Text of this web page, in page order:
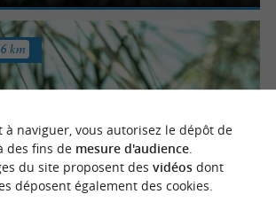
Étang du Lamond
km
à naviguer, vous autorisez le dépôt de
des fins de mesure d'audience.
du site proposent des vidéosdont
déposent également des cookies.